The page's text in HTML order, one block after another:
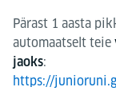
Pärast 1 aasta
automaatselt teie
jaoks:
https://